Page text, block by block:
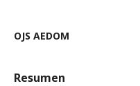
OJS AEDOM
Resumen